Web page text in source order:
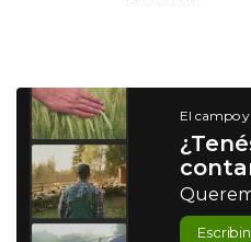
El campo